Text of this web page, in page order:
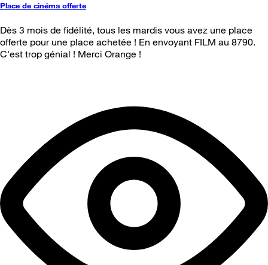
Place de cinéma offerte
Dès 3 mois de fidélité, tous les mardis vous avez une place
offerte pour une place achetée ! En envoyant FILM au 8790.
C'est trop génial ! Merci Orange !